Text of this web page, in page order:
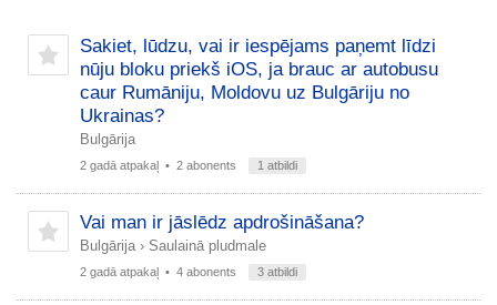
Sakiet, lūdzu, vai ir iespējams paņemt līdzi
nūju bloku priekš iOS, ja brauc ar autobusu
caur Rumāniju, Moldovu uz Bulgāriju no
Ukrainas?
Bulgārija
2 gadā atpakaļ • 2 abonents 1 atbildi
Vai man ir jāslēdz apdrošināšana?
Bulgārija › Saulainā pludmale
2 gadā atpakaļ • 4 abonents 3 atbildi